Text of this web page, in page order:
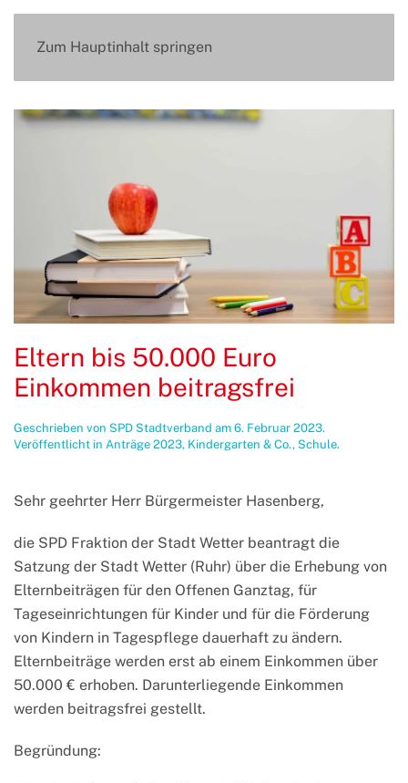
Zum Hauptinhalt springen
Eltern bis 50.000 Euro
Einkommen beitragsfrei
Geschrieben von SPD Stadtverband am 6. Februar 2023.
Veröffentlicht in Anträge 2023, Kindergarten & Co., Schule.
Sehr geehrter Herr Bürgermeister Hasenberg,
die SPD Fraktion der Stadt Wetter beantragt die
Satzung der Stadt Wetter (Ruhr) über die Erhebung von
Elternbeiträgen für den Offenen Ganztag, für
Tageseinrichtungen für Kinder und für die Förderung
von Kindern in Tagespflege dauerhaft zu ändern.
Elternbeiträge werden erst ab einem Einkommen über
50.000 € erhoben. Darunterliegende Einkommen
werden beitragsfrei gestellt.
Begründung: